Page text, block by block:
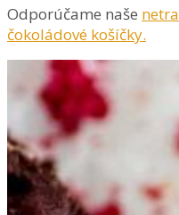
Odporúčame naše
čokoládové košíčky.